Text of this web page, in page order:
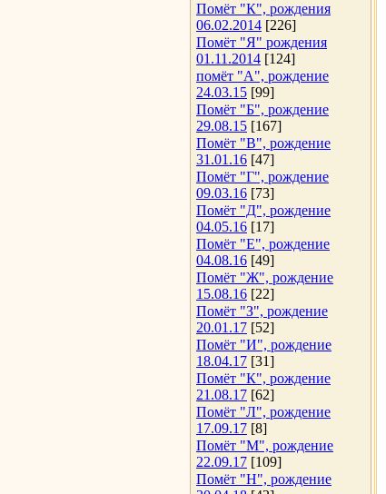
Помёт "К", рождения
06.02.2014 [226]
Помёт "Я" рождения
01.11.2014 [124]
помёт "А", рождение
24.03.15 [99]
Помёт "Б", рождение
29.08.15 [167]
Помёт "В", рождение
31.01.16 [47]
Помёт "Г", рождение
09.03.16 [73]
Помёт "Д", рождение
04.05.16 [17]
Помёт "Е", рождение
04.08.16 [49]
Помёт "Ж", рождение
15.08.16 [22]
Помёт "З", рождение
20.01.17 [52]
Помёт "И", рождение
18.04.17 [31]
Помёт "К", рождение
21.08.17 [62]
Помёт "Л", рождение
17.09.17 [8]
Помёт "М", рождение
22.09.17 [109]
Помёт "Н", рождение